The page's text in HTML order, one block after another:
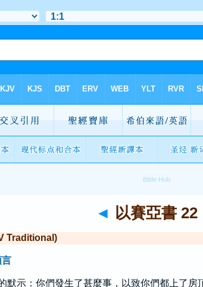
◄ 以賽亞書 22
Traditional)
默示：你們發生了甚麼事，以致你們都上了房